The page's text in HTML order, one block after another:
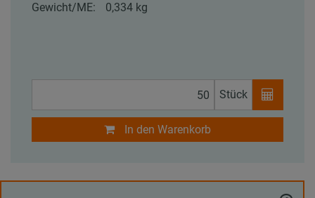
Gewicht/ME:
0,334 kg
Stück
In den Warenkorb